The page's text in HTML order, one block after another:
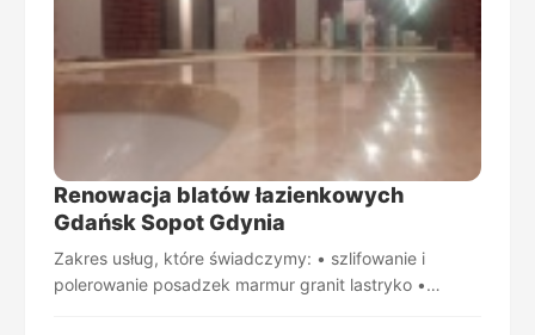
Renowacja blatów łazienkowych
Gdańsk Sopot Gdynia
Zakres usług, które świadczymy: • szlifowanie i
polerowanie posadzek marmur granit lastryko •